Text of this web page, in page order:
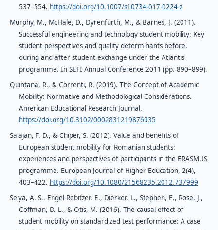
537–554. https://doi.org/10.1007/s10734-017-0224-z
Murphy, M., McHale, D., Dyrenfurth, M., & Barnes, J. (2011).
Successful engineering and technology student mobility: Key
student perspectives and quality determinants before,
during and after student exchange under the Atlantis
programme. In SEFI Annual Conference 2011 (pp. 890–899).
Quintana, R., & Correnti, R. (2019). The Concept of Academic
Mobility: Normative and Methodological Considerations.
American Educational Research Journal.
https://doi.org/10.3102/0002831219876935
Salajan, F. D., & Chiper, S. (2012). Value and benefits of
European student mobility for Romanian students:
experiences and perspectives of participants in the ERASMUS
programme. European Journal of Higher Education, 2(4),
403–422. https://doi.org/10.1080/21568235.2012.737999
Selya, A. S., Engel-Rebitzer, E., Dierker, L., Stephen, E., Rose, J.,
Coffman, D. L., & Otis, M. (2016). The causal effect of
student mobility on standardized test performance: A case